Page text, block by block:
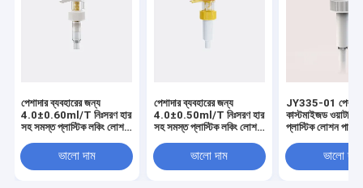
পেশাদার ব্যবহারের জন্য
4.0±0.60ml/T নিঃসরণ হার
সহ সমস্ত প্লাস্টিক লকিং লোশন
ভালো দাম
পেশাদার ব্যবহারের জন্য
4.0±0.50ml/T নিঃসরণ হার
সহ সমস্ত প্লাস্টিক লকিং লোশন
ভালো দাম
JY335-01
কাস্টমাইজড
প্লাস্টিক লোশন পাম্প
ভালো দাম